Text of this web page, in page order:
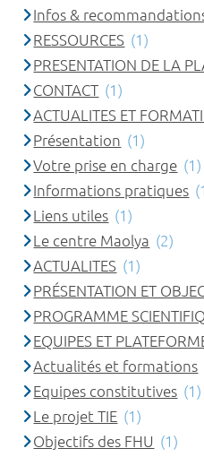
Infos &
RESSOURCES (1)
PRESENTATION DE LA
CONTACT (1)
ACTUALITES ET
Présentation (1)
Votre prise en charge (1)
Informations pratiques
Liens utiles (1)
Le centre Maolya (2)
ACTUALITES (1)
PRÉSENTATION ET
PROGRAMME
EQUIPES ET
Actualités et formations
Equipes constitutives (1)
Le projet TIE (1)
Objectifs des FHU (1)